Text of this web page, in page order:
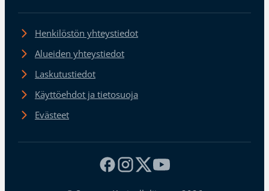
Henkilöstön yhteystiedot
Alueiden yhteystiedot
Laskutustiedot
Käyttöehdot ja tietosuoja
Evästeet